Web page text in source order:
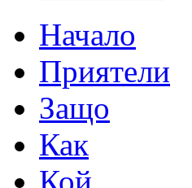
Начало
Приятели
Защо
Как